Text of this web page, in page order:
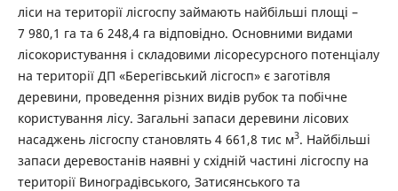
ліси на території лісгоспу займають найбільші площі –
7 980,1 га та 6 248,4 га відповідно. Основними видами
лісокористування і складовими лісоресурсного потенціалу
на території ДП «Берегівський лісгосп» є заготівля
деревини, проведення різних видів рубок та побічне
користування лісу. Загальні запаси деревини лісових
насаджень лісгоспу становлять 4 661,8 тис м3. Найбільші
запаси деревостанів наявні у східній частині лісгоспу на
території Виноградівського, Затисянського та